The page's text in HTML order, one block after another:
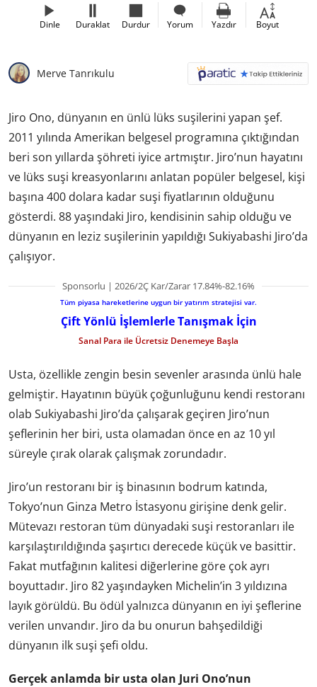
Dinle Duraklat Durdur Yorum Yazdır Boyut
Merve Tanrıkulu
Jiro Ono, dünyanın en ünlü lüks suşilerini yapan şef.
2011 yılında Amerikan belgesel programına çıktığından
beri son yıllarda şöhreti iyice artmıştır. Jiro’nun hayatını
ve lüks suşi kreasyonlarını anlatan popüler belgesel, kişi
başına 400 dolara kadar suşi fiyatlarının olduğunu
gösterdi. 88 yaşındaki Jiro, kendisinin sahip olduğu ve
dünyanın en leziz suşilerinin yapıldığı Sukiyabashi Jiro’da
çalışıyor.
Sponsorlu | 2026/2Ç Kar/Zarar 17.84%-82.16%
Tüm piyasa hareketlerine uygun bir yatırım stratejisi var.
Çift Yönlü İşlemlerle Tanışmak İçin
Sanal Para ile Ücretsiz Denemeye Başla
Usta, özellikle zengin besin sevenler arasında ünlü hale
gelmiştir. Hayatının büyük çoğunluğunu kendi restoranı
olab Sukiyabashi Jiro’da çalışarak geçiren Jiro’nun
şeflerinin her biri, usta olamadan önce en az 10 yıl
süreyle çırak olarak çalışmak zorundadır.
Jiro’un restoranı bir iş binasının bodrum katında,
Tokyo’nun Ginza Metro İstasyonu girişine denk gelir.
Mütevazı restoran tüm dünyadaki suşi restoranları ile
karşılaştırıldığında şaşırtıcı derecede küçük ve basittir.
Fakat mutfağının kalitesi diğerlerine göre çok ayrı
boyuttadır. Jiro 82 yaşındayken Michelin’in 3 yıldızına
layık görüldü. Bu ödül yalnızca dünyanın en iyi şeflerine
verilen unvandır. Jiro da bu onurun bahşedildiği
dünyanın ilk suşi şefi oldu.
Gerçek anlamda bir usta olan Juri Ono’nun